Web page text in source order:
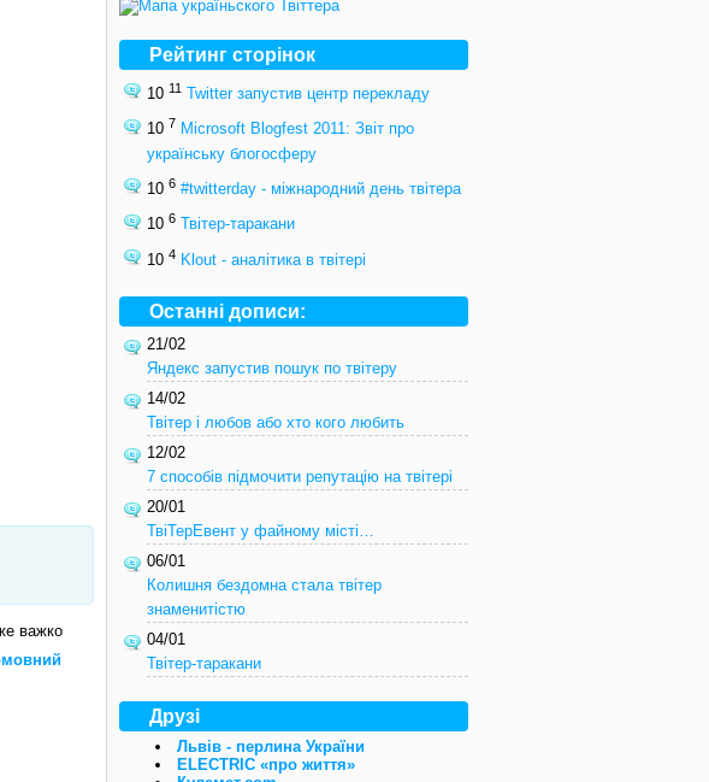
важко
Рейтинг сторінок
10 11 Twitter запустив центр перекладу
10 7 Microsoft Blogfest 2011: Звіт про
українську блогосферу
10 6 #twitterday - міжнародний день твітера
10 6
Твітер-таракани
10 4 Klout - аналітика в твітері
Останні дописи:
21/02
Яндекс запустив пошук по твітеру
14/02
Твітер і любов або хто кого любить
12/02
7 способів підмочити репутацію на твітері
20/01
ТвіТерЕвент у файному місті…
06/01
Колишня бездомна стала твітер
знаменитістю
04/01
Твітер-таракани
Друзі
Львів - перлина України
ELECTRIC «про життя»